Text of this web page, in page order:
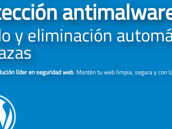
y eliminación
líder en seguridad web. Mantén tu web limpia, segura y con